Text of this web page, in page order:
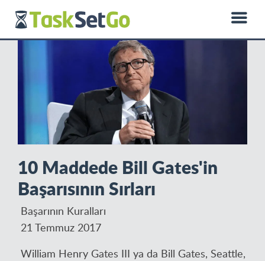
0850 885 01 50
English
10 Maddede Bill Gates'in
Başarısının Sırları
Başarının Kuralları
21 Temmuz 2017
William Henry Gates III ya da Bill Gates, Seattle,